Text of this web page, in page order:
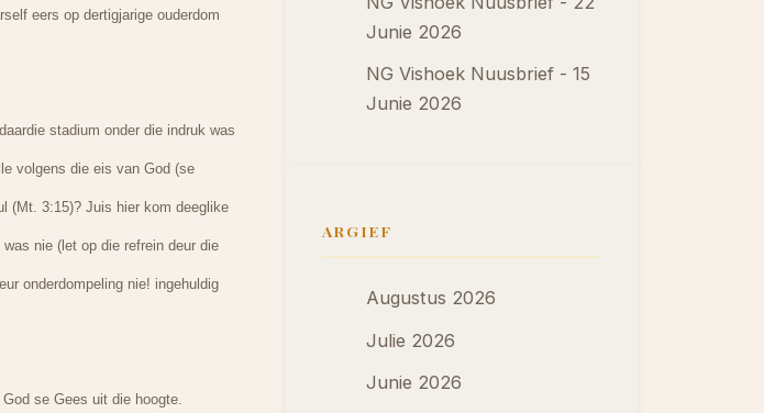
eers op dertigjarige ouderdom
stadium onder die indruk was
volgens die eis van God (se
(Mt. 3:15)? Juis hier kom deeglike
nie (let op die refrein deur die
onderdompeling nie! ingehuldig
se Gees uit die hoogte.
Junie 2026
NG Vishoek Nuusbrief - 15
Junie 2026
ARGIEF
Augustus 2026
Julie 2026
Junie 2026